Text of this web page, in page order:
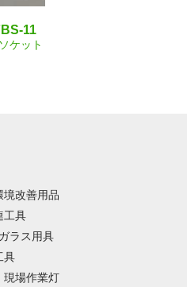
11
ケット
境改善用品
工具
ラス用具
具
現場作業灯